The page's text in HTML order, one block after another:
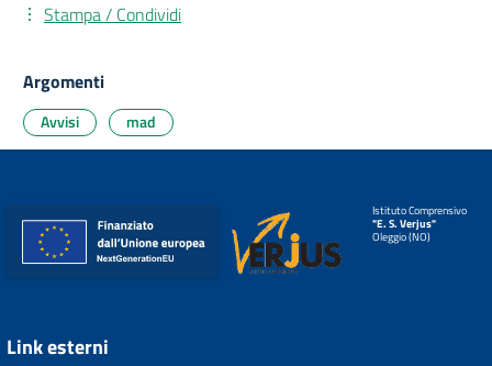
Stampa / Condividi
Argomenti
Avvisi mad
Istituto Comprensivo
"E. S. Verjus"
Oleggio (NO)
Link esterni